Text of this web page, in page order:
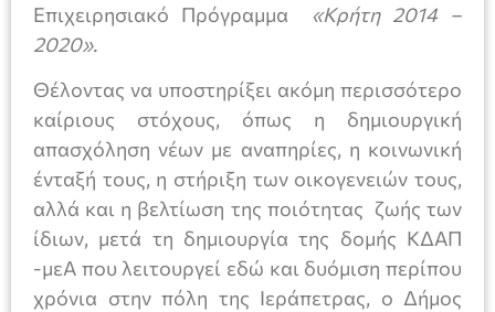
Επιχειρησιακό Πρόγραμμα «Κρήτη 2014 –
2020».
Θέλοντας να υποστηρίξει ακόμη περισσότερο
καίριους στόχους, όπως η δημιουργική
απασχόληση νέων με αναπηρίες, η κοινωνική
ένταξή τους, η στήριξη των οικογενειών τους,
αλλά και η βελτίωση της ποιότητας ζωής των
ίδιων, μετά τη δημιουργία της δομής ΚΔΑΠ
-μεΑ που λειτουργεί εδώ και δυόμιση περίπου
χρόνια στην πόλη της Ιεράπετρας, ο Δήμος